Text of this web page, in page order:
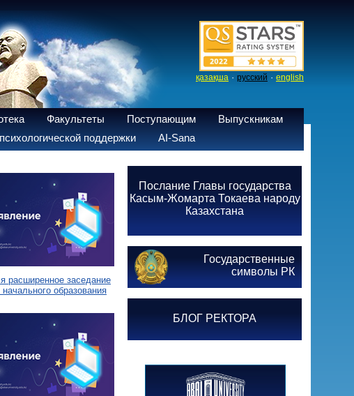
қазақша · русский · english
Факультеты Поступающим
Выпускникам
поддержки AI-Sana
расширенное заседание
образования
Послание Главы государства
Касым-Жомарта Токаева народу
Казахстана
Государственные
символы РК
БЛОГ РЕКТОРА